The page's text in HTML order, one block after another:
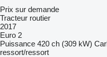
Prix sur demande
Tracteur routier
2017
Euro 2
Puissance 420 ch (309 kW)
ressort/ressort